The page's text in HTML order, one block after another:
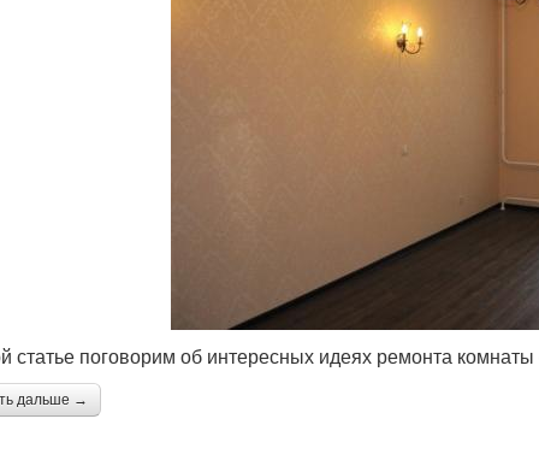
статье поговорим об интересных идеях ремонта
дальше →